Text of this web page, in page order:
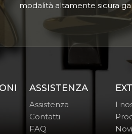
modalità altamente sicura
ASSISTENZA
Assistenza
Contatti
FAQ
I